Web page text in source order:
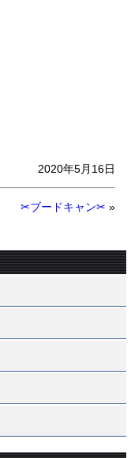
2020年5月16日
✂ブードキャン✂ »